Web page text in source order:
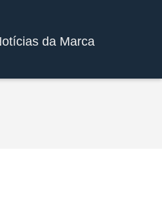
da Marca